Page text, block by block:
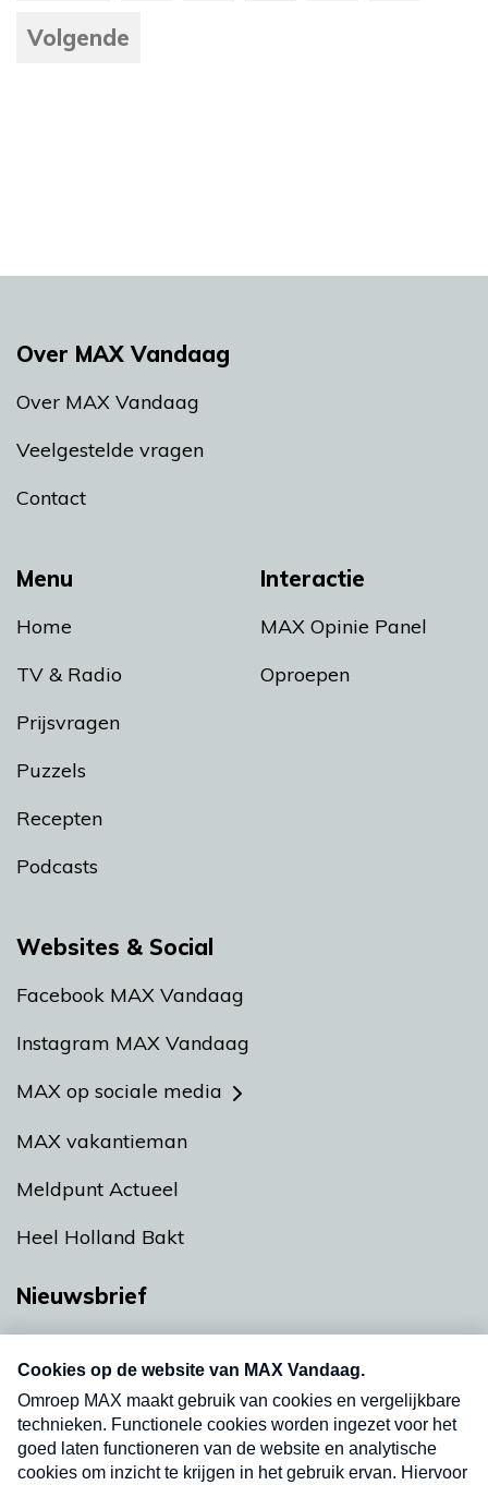
Volgende
Menu
Home
TV & Radio
Prijsvragen
Puzzels
Recepten
Podcasts
Interactie
MAX Opinie Panel
Oproepen
Over MAX Vandaag
Over MAX Vandaag
Veelgestelde vragen
Contact
Websites & Social
Facebook MAX Vandaag
Instagram MAX Vandaag
MAX op sociale media
MAX vakantieman
Meldpunt Actueel
Heel Holland Bakt
Nieuwsbrief
nieuwsbrief. Elke vrijdag- en dinsdagochtend in
uw mailbox.
Verzend